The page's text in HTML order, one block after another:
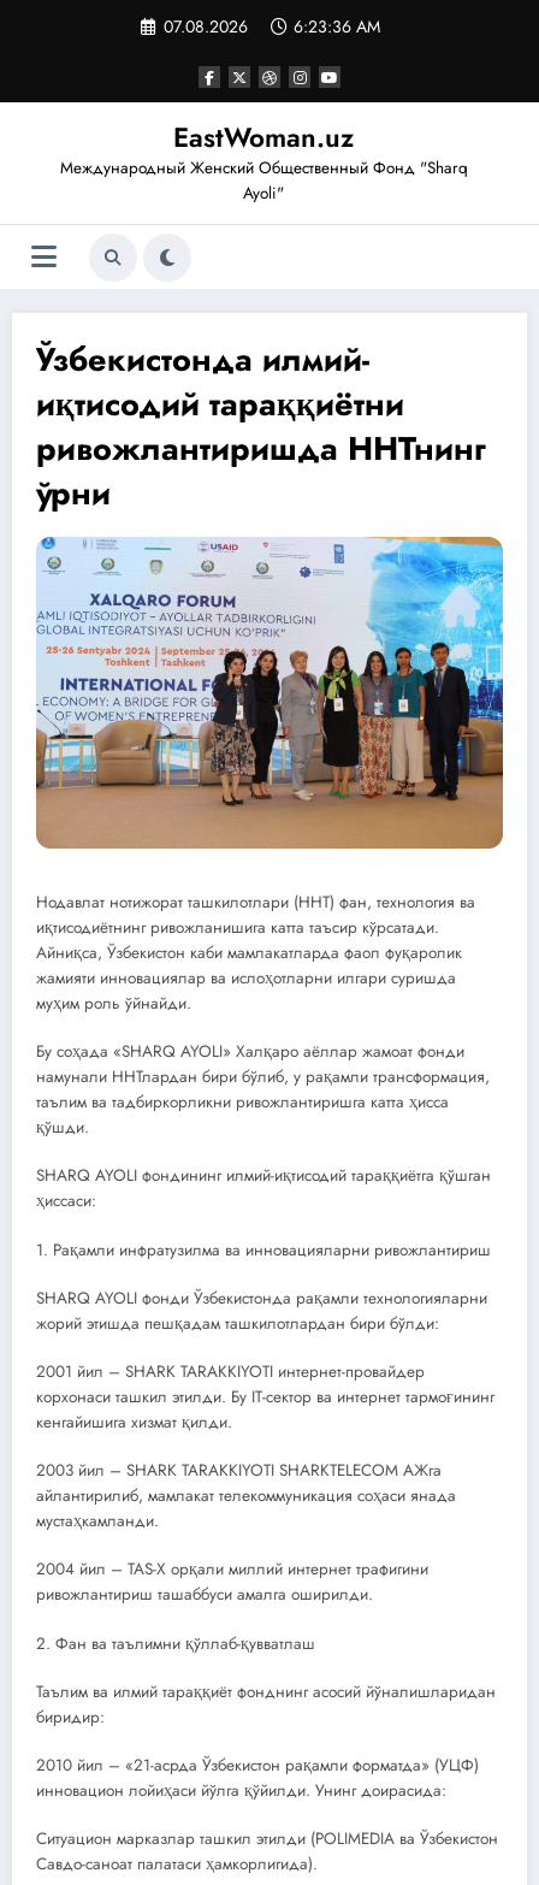
07.08.2026 6:23:36 AM
EastWoman.uz
Международный Женский Общественный Фонд "Sharq
Ayoli"
Ўзбекистонда илмий-
иқтисодий тараққиётни
ривожлантиришда ННТнинг
ўрни
Нодавлат нотижорат ташкилотлари (ННТ) фан, технология ва
иқтисодиётнинг ривожланишига катта таъсир кўрсатади.
Айниқса, Ўзбекистон каби мамлакатларда фаол фуқаролик
жамияти инновациялар ва ислоҳотларни илгари суришда
муҳим роль ўйнайди.
Бу соҳада «SHARQ AYOLI» Халқаро аёллар жамоат фонди
намунали ННТлардан бири бўлиб, у рақамли трансформация,
таълим ва тадбиркорликни ривожлантиришга катта ҳисса
қўшди.
SHARQ AYOLI фондининг илмий-иқтисодий тараққиётга қўшган
ҳиссаси:
1. Рақамли инфратузилма ва инновацияларни ривожлантириш
SHARQ AYOLI фонди Ўзбекистонда рақамли технологияларни
жорий этишда пешқадам ташкилотлардан бири бўлди:
2001 йил – SHARK TARAKKIYOTI интернет-провайдер
корхонаси ташкил этилди. Бу IT-сектор ва интернет тармоғининг
кенгайишига хизмат қилди.
2003 йил – SHARK TARAKKIYOTI SHARKTELECOM АЖга
айлантирилиб, мамлакат телекоммуникация соҳаси янада
мустаҳкамланди.
2004 йил – TAS-X орқали миллий интернет трафигини
ривожлантириш ташаббуси амалга оширилди.
2. Фан ва таълимни қўллаб-қувватлаш
Таълим ва илмий тараққиёт фонднинг асосий йўналишларидан
биридир:
2010 йил – «21-асрда Ўзбекистон рақамли форматда» (УЦФ)
инновацион лойиҳаси йўлга қўйилди. Унинг доирасида:
Ситуацион марказлар ташкил этилди (POLIMEDIA ва Ўзбекистон
Савдо-саноат палатаси ҳамкорлигида).